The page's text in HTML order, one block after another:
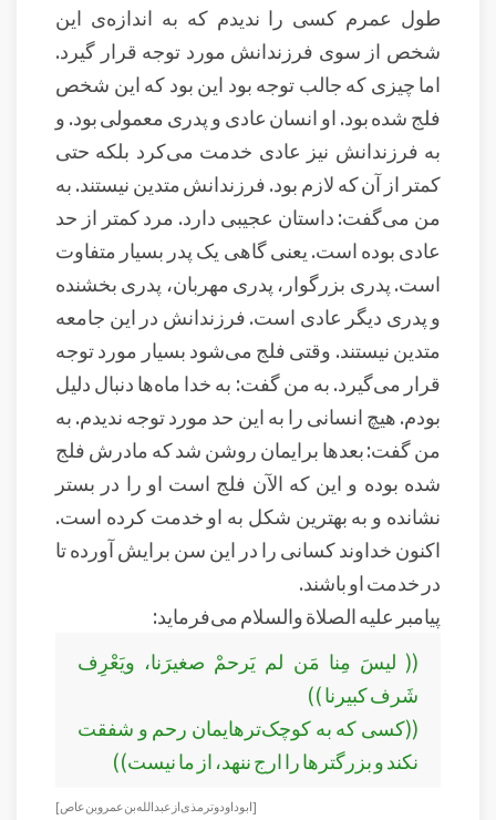
طول عمرم کسی را ندیدم که به اندازه‌ی این
شخص از سوی فرزندانش مورد توجه قرار گیرد.
اما چیزی که جالب توجه بود این بود که این شخص
فلج شده بود. او انسان عادی و پدری معمولی بود. و
به فرزندانش نیز عادی خدمت می‌کرد بلکه حتی
کمتر از آن که لازم بود. فرزندانش متدین نیستند. به
من می‌گفت: داستان عجیبی دارد. مرد کمتر از حد
عادی بوده است. یعنی گاهی یک پدر بسیار متفاوت
است. پدری بزرگوار، پدری مهربان، پدری بخشنده
و پدری دیگر عادی است. فرزندانش در این جامعه
متدین نیستند. وقتی فلج می‌شود بسیار مورد توجه
قرار می‌گیرد. به من گفت: به خدا ماه‌ها دنبال دلیل
بودم. هیچ انسانی را به این حد مورد توجه ندیدم. به
من گفت: بعدها برایمان روشن شد که مادرش فلج
شده بوده و این که الآن فلج است او را در بستر
نشانده و به بهترین شکل به او خدمت کرده است.
اکنون خداوند کسانی را در این سن برایش آورده تا
در خدمت او باشند.
پیامبر علیه الصلاة والسلام می‌فرماید:
(( ليسَ مِنا مَن لم يَرحمْ صغيرَنا، ويَعْرِف
شَرف كبيرنا ))
((کسی که به کوچک‌ترهایمان رحم و شفقت
نکند و بزرگترها را ارج ننهد، از ما نيست))
[ابو داود وترمذی از عبد الله بن عمرو بن عاص ]